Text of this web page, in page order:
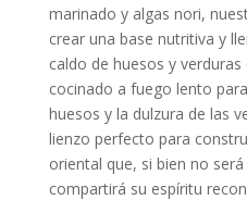
marinado y algas nori,
crear una base nutritiva y
caldo de huesos y
cocinado a fuego lento
huesos y la dulzura de las
lienzo perfecto para
oriental que, si bien no
compartirá su espíritu